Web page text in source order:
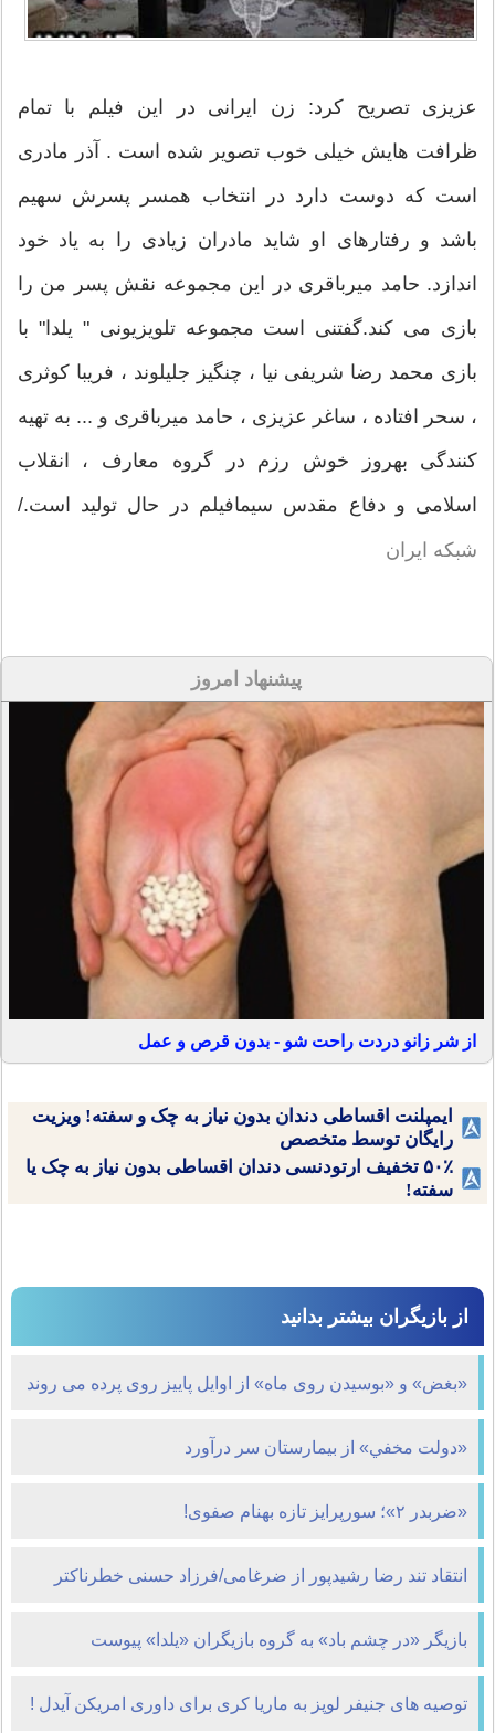
عزیزی تصریح کرد: زن ایرانی در این فیلم با تمام
ظرافت هایش خیلی خوب تصویر شده است . آذر مادری
است که دوست دارد در انتخاب همسر پسرش سهیم
باشد و رفتارهای او شاید مادران زیادی را به یاد خود
اندازد. حامد میرباقری در این مجموعه نقش پسر من را
بازی می کند.گفتنی است مجموعه تلویزیونی " یلدا" با
بازی محمد رضا شریفی نیا ، چنگیز جلیلوند ، فریبا کوثری
، سحر افتاده ، ساغر عزیزی ، حامد میرباقری و ... به تهیه
کنندگی بهروز خوش رزم در گروه معارف ، انقلاب
اسلامی و دفاع مقدس سیمافیلم در حال تولید است./
شبکه ایران
پیشنهاد امروز
از شر زانو دردت راحت شو - بدون قرص و عمل
ایمپلنت اقساطی دندان بدون نیاز به چک و سفته! ویزیت
رایگان توسط متخصص
۵۰٪ تخفیف ارتودنسی دندان اقساطی بدون نیاز به چک یا
سفته!
از بازیگران بیشتر بدانید
«بغض» و «بوسیدن روی ماه» از اوایل پاییز روی پرده می روند
«دولت مخفي» از بيمارستان سر درآورد
«ضربدر ۲»؛ سورپرایز تازه بهنام صفوی!
انتقاد تند رضا رشیدپور از ضرغامی/فرزاد حسنی خطرناکتر
است یا دلارِ چهار،پنج هزار تومانی؟
بازیگر «در چشم باد» به گروه بازیگران «یلدا» پیوست
توصیه های جنیفر لوپز به ماریا کری برای داوری امریکن آیدل !